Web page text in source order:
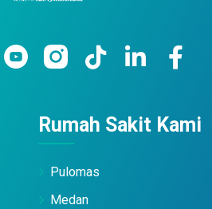
Rumah Sakit Kami
Pulomas
Medan